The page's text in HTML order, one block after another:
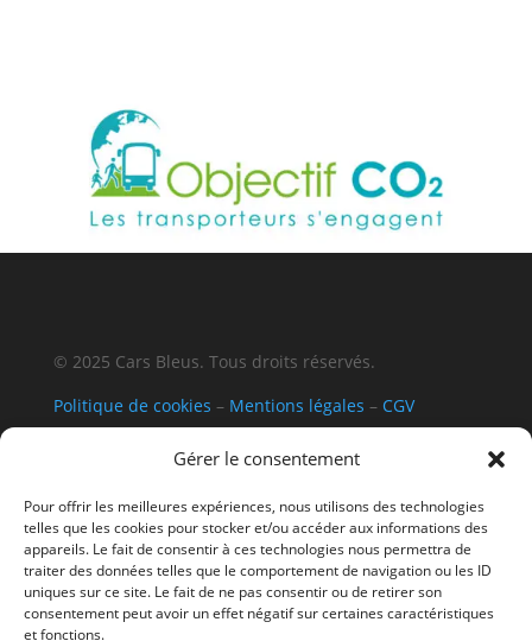
Gérer le consentement
Pour offrir les meilleures expériences, nous utilisons des technologies
telles que les cookies pour stocker et/ou accéder aux informations des
appareils. Le fait de consentir à ces technologies nous permettra de
traiter des données telles que le comportement de navigation ou les ID
uniques sur ce site. Le fait de ne pas consentir ou de retirer son
consentement peut avoir un effet négatif sur certaines caractéristiques
et fonctions.
© 2025 Cars Bleus. Tous droits réservés.
Politique de cookies – Mentions légales – CGV
Le sitehttps://www.cars-bleus.com/est édité par la